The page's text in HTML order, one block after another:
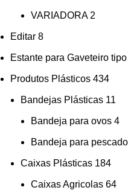
VARIADORA 2
Editar 8
Estante para Gaveteiro
Produtos Plásticos 434
Bandejas Plásticas 11
Bandeja para ovos 4
Bandeja para
Caixas Plásticas 184
Caixas Agricolas 64